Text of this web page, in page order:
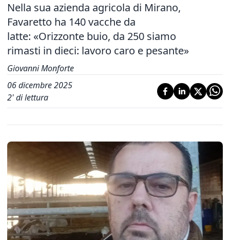
Nella sua azienda agricola di Mirano,
Favaretto ha 140 vacche da
latte: «Orizzonte buio, da 250 siamo
rimasti in dieci: lavoro caro e pesante»
Giovanni Monforte
06 dicembre 2025
2' di lettura